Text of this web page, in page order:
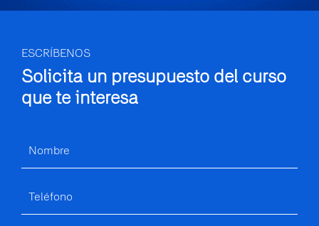
ESCRÍBENOS
Solicita un presupuesto del curso
que te interesa